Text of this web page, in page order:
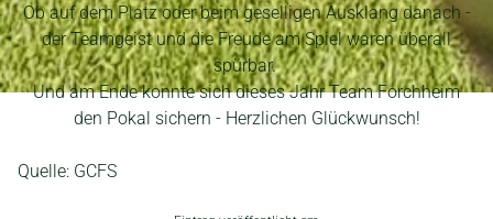
Ob auf dem Platz oder beim geselligen Ausklang danach -
der Teamgeist und die Freude am Spiel waren überall
spürbar.
Und am Ende konnte sich dieses Jahr Team Forchheim
den Pokal sichern - Herzlichen Glückwunsch!
Quelle: GCFS